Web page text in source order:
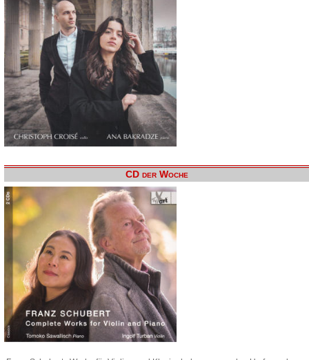
CD der Woche